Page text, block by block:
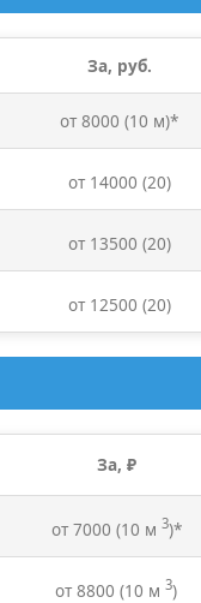
За, руб.
от 8000 (10 м)*
от 14000 (20)
от 13500 (20)
от 12500 (20)
За, ₽
от 7000 (10 м 3)*
от 8800 (10 м 3)